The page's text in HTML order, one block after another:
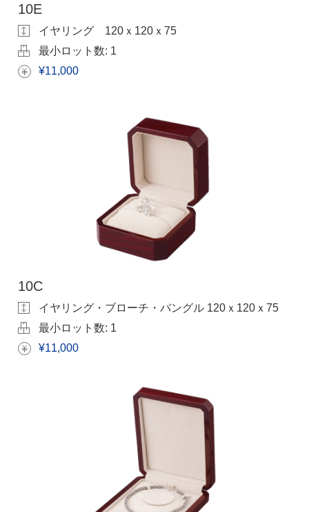
10E
イヤリング 120ｘ120ｘ75
最小ロット数: 1
¥11,000
10C
イヤリング・ブローチ・バングル 120ｘ120ｘ75
最小ロット数: 1
¥11,000